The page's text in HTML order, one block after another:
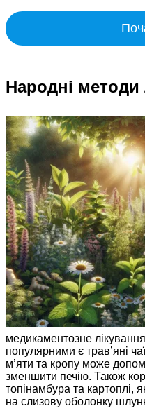
Народні методи
медикаментозне
популярними є трав’яні
м’яти та кропу може
зменшити печію. Також
топінамбура та картоплі,
на слизову оболонку